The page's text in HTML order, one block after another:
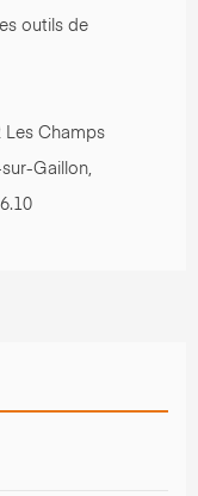
outils de
Les Champs
Gaillon,